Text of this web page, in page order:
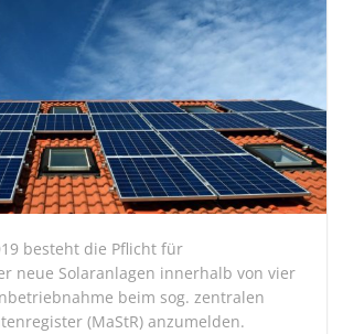
besteht die Pflicht für
neue Solaranlagen innerhalb von vier
beim sog. zentralen
(MaStR) anzumelden.